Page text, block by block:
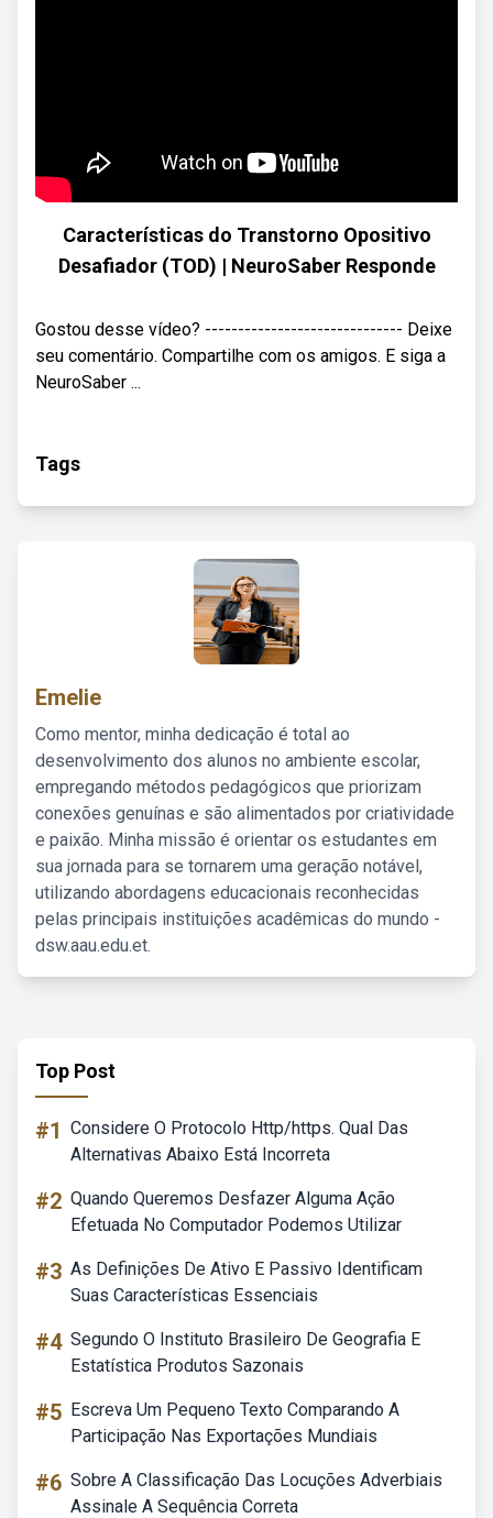
Características do Transtorno Opositivo
Desafiador (TOD) | NeuroSaber Responde
Gostou desse vídeo? ------------------------------ Deixe
seu comentário. Compartilhe com os amigos. E siga a
NeuroSaber ...
Tags
Emelie
Como mentor, minha dedicação é total ao
desenvolvimento dos alunos no ambiente escolar,
empregando métodos pedagógicos que priorizam
conexões genuínas e são alimentados por criatividade
e paixão. Minha missão é orientar os estudantes em
sua jornada para se tornarem uma geração notável,
utilizando abordagens educacionais reconhecidas
pelas principais instituições acadêmicas do mundo -
dsw.aau.edu.et.
Top Post
#1 Considere O Protocolo Http/https. Qual Das
Alternativas Abaixo Está Incorreta
#2 Quando Queremos Desfazer Alguma Ação
Efetuada No Computador Podemos Utilizar
#3 As Definições De Ativo E Passivo Identificam
Suas Características Essenciais
#4 Segundo O Instituto Brasileiro De Geografia E
Estatística Produtos Sazonais
#5 Escreva Um Pequeno Texto Comparando A
Participação Nas Exportações Mundiais
#6 Sobre A Classificação Das Locuções Adverbiais
Assinale A Sequência Correta